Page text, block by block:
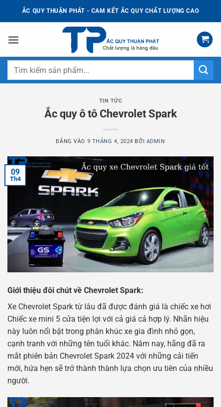
dung
ẮC QUY THUẬN PHÁT - CAM KẾT ẮC QUY CHẤT LƯỢNG CAO
Tìm
TIN TỨC
Ắc quy ô tô Chevrolet Spark
ĐĂNG VÀO 9 THÁNG 4, 2024 BỞI ADMIN
09
Th4
Giới thiệu đôi chút về Chevrolet Spark:
Xe Chevrolet Spark từ lâu đã được đánh giá là chiếc xe hơi
Chiếc xe mini 5 cửa tiện lợi với cả giá cả hợp lý. Nhãn hiệu
này luôn nổi bật trong phân khúc xe gia đình nhỏ gọn,
cạnh tranh với những tên tuổi khác. Năm nay, hãng đã ra
mắt phiên bản Chevrolet Spark 2024 với những cải tiến
mới, hứa hẹn sẽ trở thành thành lựa chọn ưu tiên của nhiều
người.